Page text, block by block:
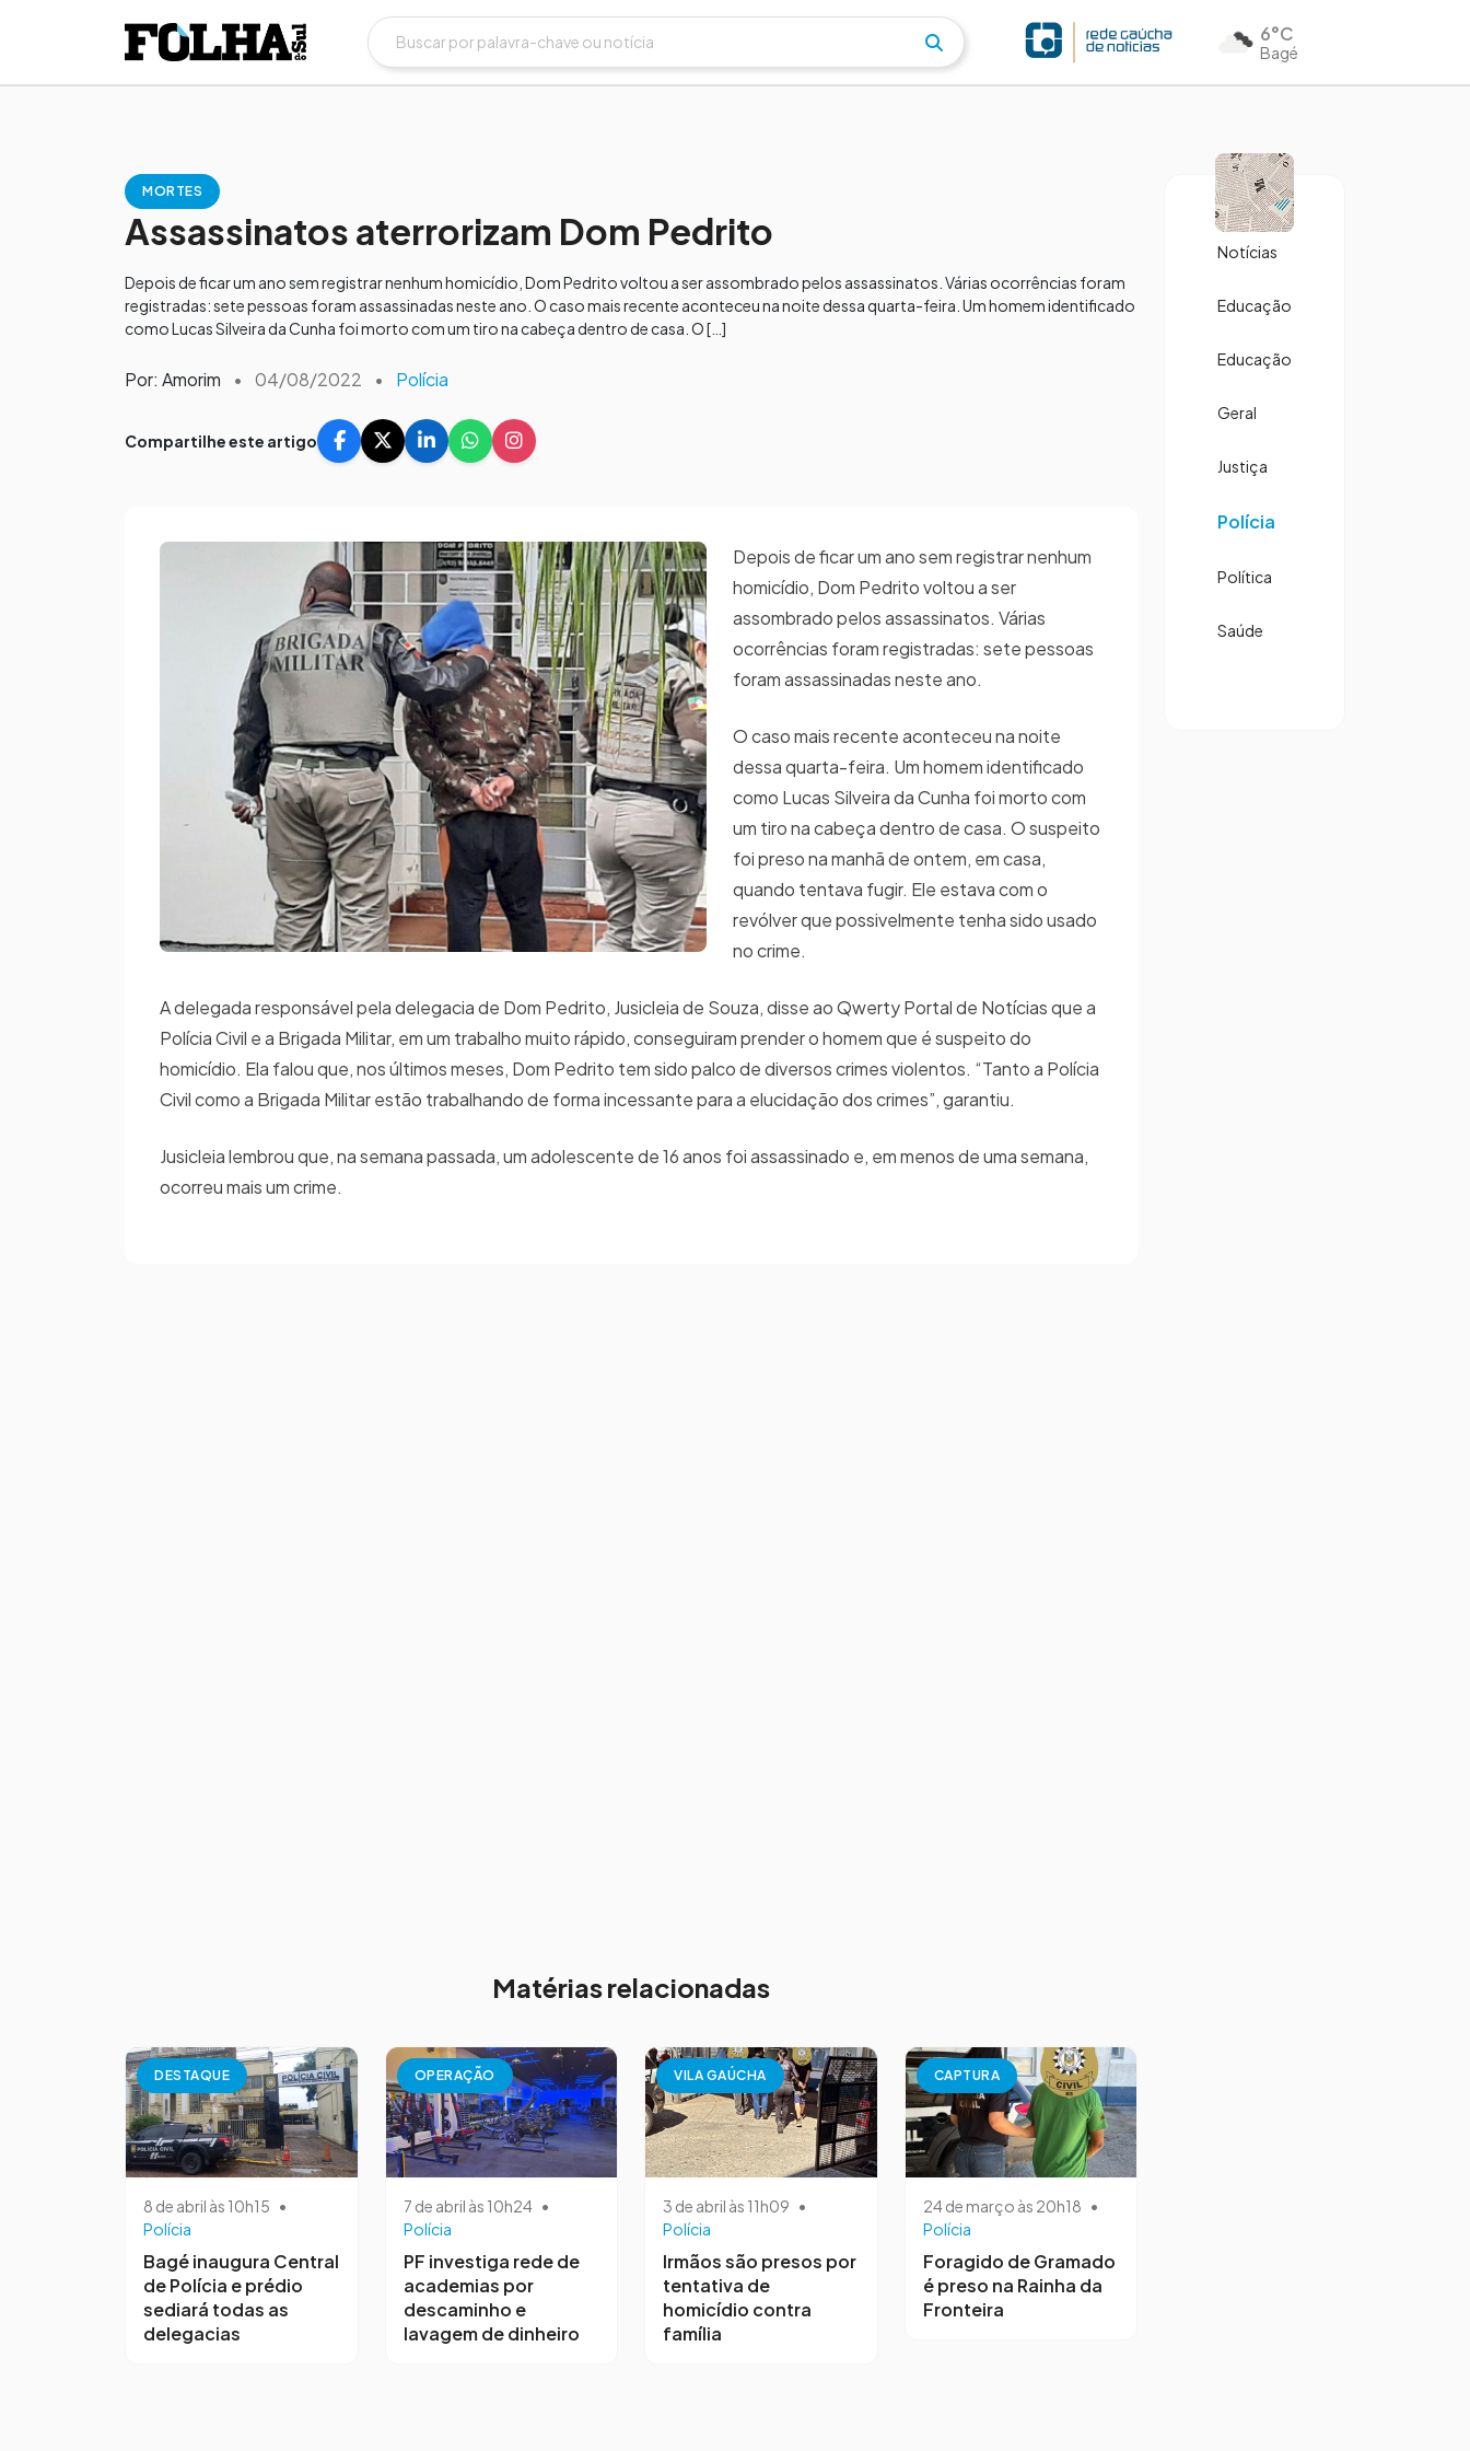
6°C
Bagé
MORTES
Assassinatos aterrorizam Dom Pedrito
Depois de ficar um ano sem registrar nenhum homicídio, Dom Pedrito voltou a ser assombrado pelos assassinatos. Várias ocorrências foram
registradas: sete pessoas foram assassinadas neste ano. O caso mais recente aconteceu na noite dessa quarta-feira. Um homem identificado
como Lucas Silveira da Cunha foi morto com um tiro na cabeça dentro de casa. O […]
Por: Amorim • 04/08/2022 • Polícia
Compartilhe este artigo
Depois de ficar um ano sem registrar nenhum
homicídio, Dom Pedrito voltou a ser
assombrado pelos assassinatos. Várias
ocorrências foram registradas: sete pessoas
foram assassinadas neste ano.
O caso mais recente aconteceu na noite
dessa quarta-feira. Um homem identificado
como Lucas Silveira da Cunha foi morto com
um tiro na cabeça dentro de casa. O suspeito
foi preso na manhã de ontem, em casa,
quando tentava fugir. Ele estava com o
revólver que possivelmente tenha sido usado
no crime.
A delegada responsável pela delegacia de Dom Pedrito, Jusicleia de Souza, disse ao Qwerty Portal de Notícias que a
Polícia Civil e a Brigada Militar, em um trabalho muito rápido, conseguiram prender o homem que é suspeito do
homicídio. Ela falou que, nos últimos meses, Dom Pedrito tem sido palco de diversos crimes violentos. “Tanto a Polícia
Civil como a Brigada Militar estão trabalhando de forma incessante para a elucidação dos crimes”, garantiu.
Jusicleia lembrou que, na semana passada, um adolescente de 16 anos foi assassinado e, em menos de uma semana,
ocorreu mais um crime.
Matérias relacionadas
DESTAQUE
8 de abril às 10h15 •
Polícia
Bagé inaugura Central
de Polícia e prédio
sediará todas as
delegacias
OPERAÇÃO
7 de abril às 10h24 •
Polícia
PF investiga rede de
academias por
descaminho e
lavagem de dinheiro
VILA GAÚCHA
3 de abril às 11h09 •
Polícia
Irmãos são presos por
tentativa de
homicídio contra
família
CAPTURA
24 de março às 20h18 •
Polícia
Foragido de Gramado
é preso na Rainha da
Fronteira
Notícias
Educação
Educação
Geral
Justiça
Polícia
Política
Saúde